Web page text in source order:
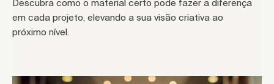
Descubra como o material certo pode fazer a diferença
em cada projeto, elevando a sua visão criativa ao
próximo nível.